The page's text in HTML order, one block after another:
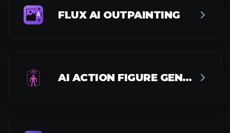
FLUX AI OUTPAINTING
AI ACTION FIGURE GENERATOR